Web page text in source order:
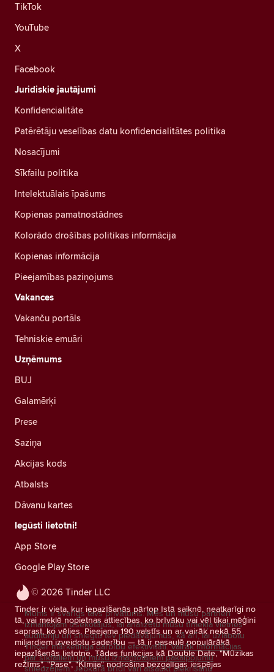
© 2026 Tinder LLC
Tinder ir vieta, kur iepazīšanās pārtop īstā saiknē, neatkarīgi no
tā, vai meklē nopietnas attiecības, ko brīvāku vai vēl tikai mēģini
saprast, ko vēlies. Pieejama 190 valstīs un ar vairāk nekā 55
miljardiem izveidotu saderību — tā ir pasaulē populārākā
iepazīšanās lietotne. Tādas funkcijas kā Double Date, "Mūzikas
režīms", "Pase", "Ķīmija" nodrošina bezgalīgas iespējas
TikTok
YouTube
X
Facebook
Juridiskie jautājumi
Konfidencialitāte
Patērētāju veselības datu konfidencialitātes politika
Nosacījumi
Sīkfailu politika
Intelektuālais īpašums
Kopienas pamatnostādnes
Kolorādo drošības politikas informācija
Kopienas informācija
Pieejamības paziņojums
Vakances
Vakanču portāls
Tehniskie emuāri
Uzņēmums
BUJ
Galamērķi
Prese
Saziņa
Akcijas kods
Atbalsts
Dāvanu kartes
Iegūsti lietotni!
App Store
Google Play Store
Mums ir svarīgs tavs privātums. Mēs un mūsu partneri
izmantojam izsekotājus, lai analizētu mūsu tīmekļa vietnes
auditoriju un sniegtu tev piedāvājumus, kā arī, lai uzlabotu
Tinder mārketinga darbību efektivitāti. Vairāk informācijas
par sīkfailiem un mūsu izmantotajiem pakalpojumu
sniedzējiem. Jebkurā brīdī vari atsaukt piekrišanu